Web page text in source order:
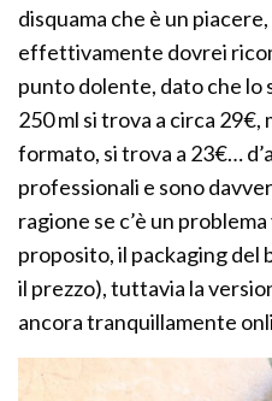
disquama che è un
effettivamente dovrei
punto dolente, dato che lo
250 ml si trova a circa
formato, si trova a 23€…
professionali e sono
ragione se c’è un
proposito, il packaging del
il prezzo), tuttavia la
ancora tranquillamente